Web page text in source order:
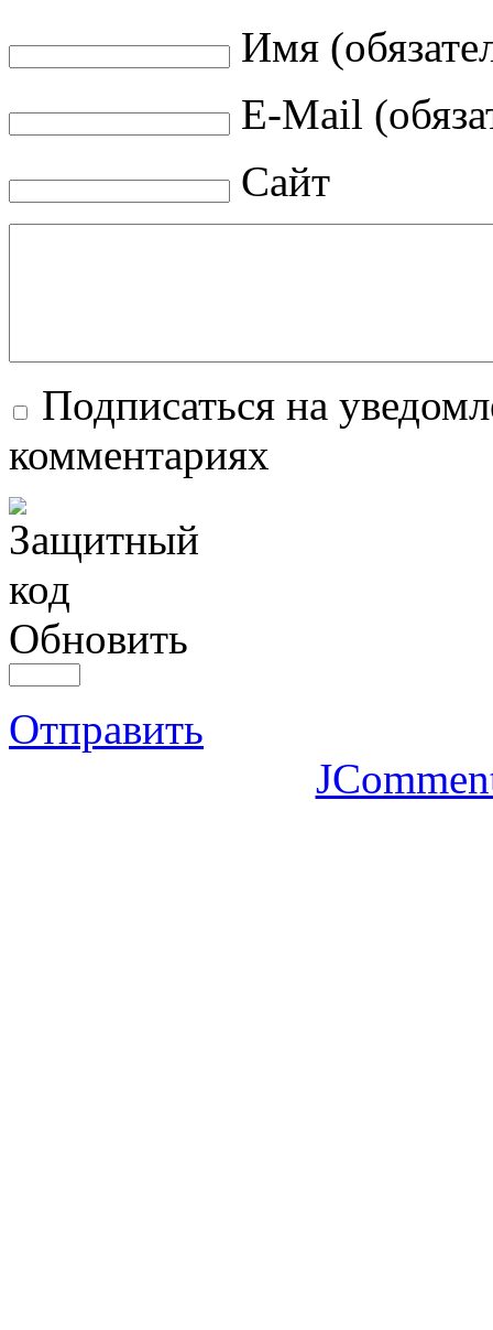
Имя
E-Mail
Сайт
Подписаться на
комментариях
Обновить
Отправить